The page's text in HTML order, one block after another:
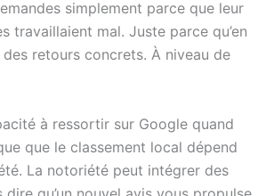
simplement parce que leur
travaillaient mal. Juste parce qu’en
retours concrets. À niveau de
à ressortir sur Google quand
que le classement local dépend
La notoriété peut intégrer des